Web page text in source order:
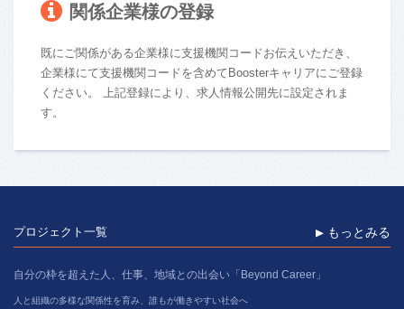
関係企業様の登録
既にご関係がある企業様に支援機関コードお伝えいただき、
企業様にて支援機関コードを含めてBoosterキャリアにご登録
ください。 上記登録により、求人情報公開先に設定されま
す。
プロジェクト一覧 もっとみる
自分の枠を超えた人、仕事、地域との出会い「Beyond Career」
人と組織の多様な関係性を育み、誰もが働きやすい社会へ